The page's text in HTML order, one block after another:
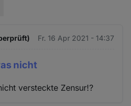
Fr. 16 Apr 2021 - 14:37
nicht
versteckte Zensur!?